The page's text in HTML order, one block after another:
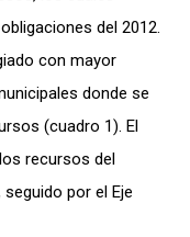
del 2012.
con mayor
donde se
(cuadro 1). El
recursos del
por el Eje